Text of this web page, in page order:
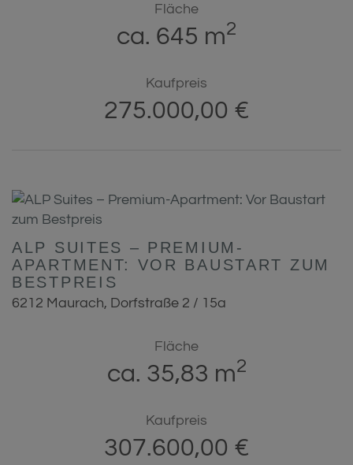
Fläche
ca. 645 m2
Kaufpreis
275.000,00 €
ALP SUITES – PREMIUM-
APARTMENT: VOR BAUSTART ZUM
BESTPREIS
6212 Maurach, Dorfstraße 2 / 15a
Fläche
ca. 35,83 m2
Kaufpreis
307.600,00 €